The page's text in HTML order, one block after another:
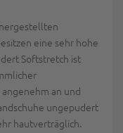
eine sehr hohe
Softstretch ist
an und
ungepudert
hautverträglich.